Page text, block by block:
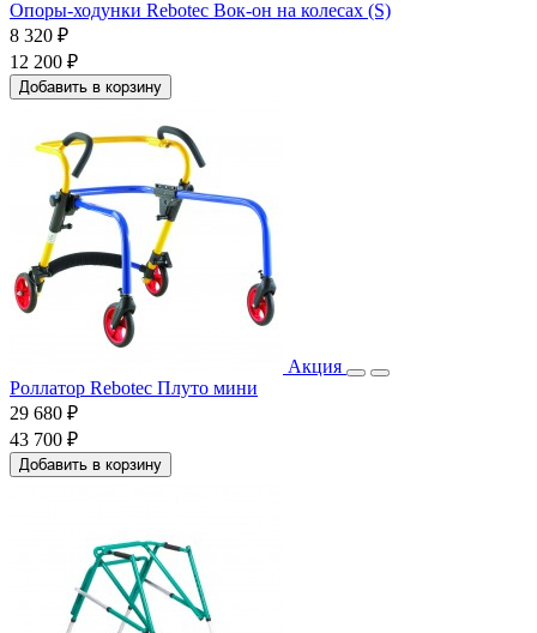
Опоры-ходунки Rebotec Вок-он на колесах (S)
8 320 ₽
12 200 ₽
Добавить в корзину
Акция
Роллатор Rebotec Плуто мини
29 680 ₽
43 700 ₽
Добавить в корзину